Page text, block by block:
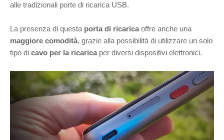
alle tradizionali porte di ricarica USB.
La presenza di questa porta di ricarica offre anche una
maggiore comodità, grazie alla possibilità di utilizzare un solo
tipo di cavo per la ricarica per diversi dispositivi elettronici.